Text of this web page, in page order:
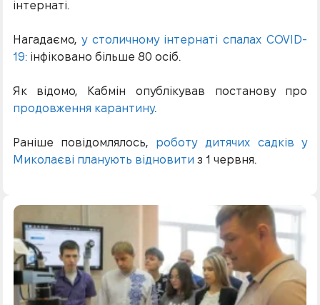
інтернаті.
Нагадаємо, у столичному інтернаті спалах COVID-
19:інфіковано більше 80 осіб.
Як відомо, Кабмін опублікував постанову про
продовження карантину.
Раніше повідомлялось, роботу дитячих садків у
Миколаєві планують відновити з 1 червня.